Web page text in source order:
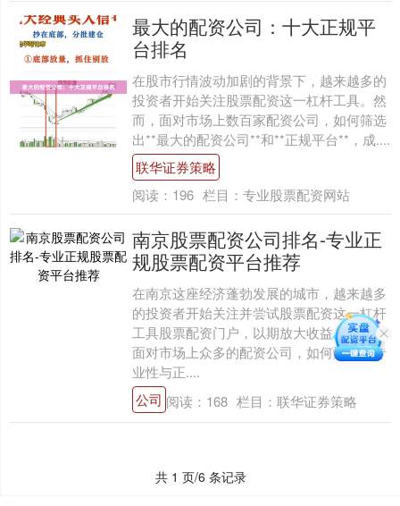
最大的配资公司：十大正规平
台排名
在股市行情波动加剧的背景下，越来越多的
投资者开始关注股票配资这一杠杆工具。然
而，面对市场上数百家配资公司，如何筛选
出**最大的配资公司**和**正规平台**，成....
联华证券策略
阅读： 196 栏目： 专业股票配资网站
南京股票配资公司排名-专业正
规股票配资平台推荐
在南京这座经济蓬勃发展的城市，越来越多
的投资者开始关注并尝试股票配资这一杠杆
工具股票配资门户，以期放大收益。然而，
面对市场上众多的配资公司，如何甄别其专
业性与正....
公司 阅读： 168 栏目： 联华证券策略
共 1 页/6 条记录